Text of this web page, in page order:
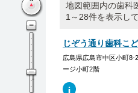
地図範囲内の歯科
1～28件を表示し
じぞう通り歯科こ
広島県広島市中区小町8-
ージ小町2階